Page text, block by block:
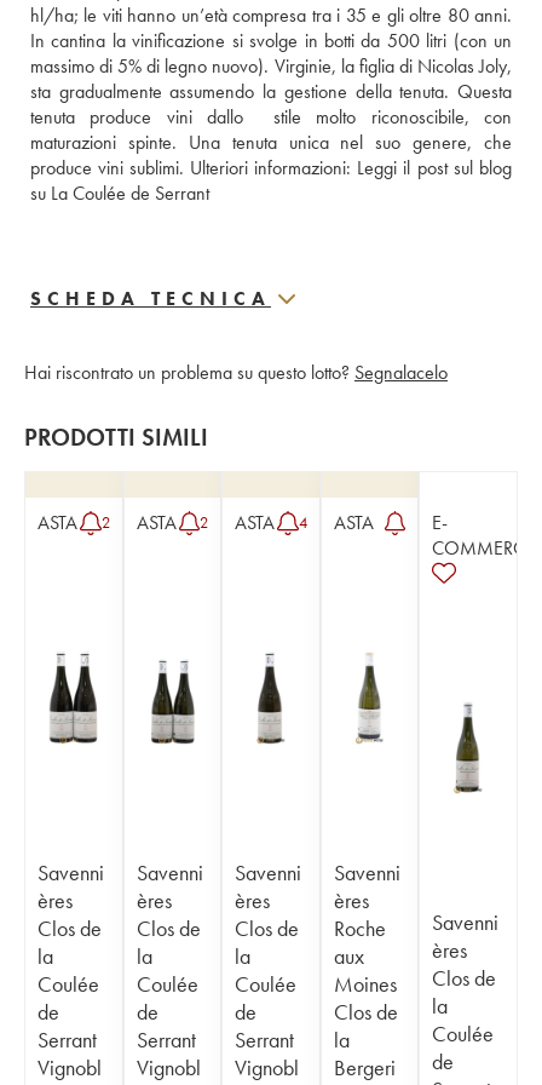
hl/ha; le viti hanno un’età compresa tra i 35 e gli oltre 80 anni.
In cantina la vinificazione si svolge in botti da 500 litri (con un
massimo di 5% di legno nuovo). Virginie, la figlia di Nicolas Joly,
sta gradualmente assumendo la gestione della tenuta. Questa
tenuta produce vini dallo  stile molto riconoscibile, con
maturazioni spinte. Una tenuta unica nel suo genere, che
produce vini sublimi. Ulteriori informazioni: Leggi il post sul blog
su La Coulée de Serrant
SCHEDA TECNICA
Hai riscontrato un problema su questo lotto? Segnalacelo
PRODOTTI SIMILI
ASTA 2
Savenni
ères
Clos de
la
Coulée
de
Serrant
Vignobl
ASTA 2
Savenni
ères
Clos de
la
Coulée
de
Serrant
Vignobl
ASTA 4
Savenni
ères
Clos de
la
Coulée
de
Serrant
Vignobl
ASTA
Savenni
ères
Roche
aux
Moines
Clos de
la
Bergeri
E-
COMMERCE
Savenni
ères
Clos de
la
Coulée
de